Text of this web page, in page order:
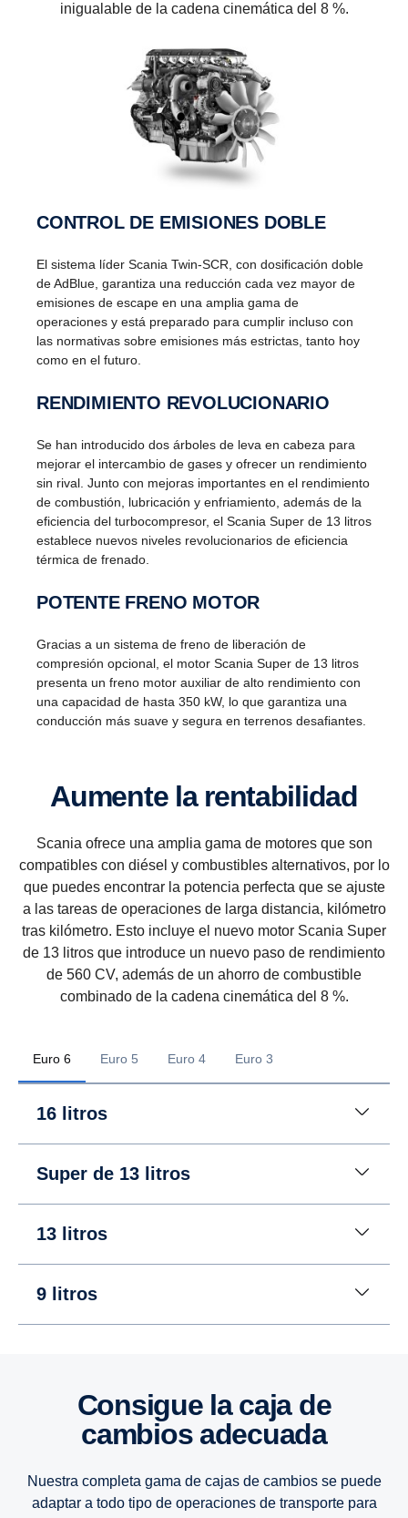
inigualable de la cadena cinemática del 8 %.
CONTROL DE EMISIONES DOBLE
El sistema líder Scania Twin-SCR, con dosificación doble
de AdBlue, garantiza una reducción cada vez mayor de
emisiones de escape en una amplia gama de
operaciones y está preparado para cumplir incluso con
las normativas sobre emisiones más estrictas, tanto hoy
como en el futuro.
RENDI­MIENTO REVOLU­CIO­NARIO
Se han introducido dos árboles de leva en cabeza para
mejorar el intercambio de gases y ofrecer un rendimiento
sin rival. Junto con mejoras importantes en el rendimiento
de combustión, lubricación y enfriamiento, además de la
eficiencia del turbocompresor, el Scania Super de 13 litros
establece nuevos niveles revolucionarios de eficiencia
térmica de frenado.
POTENTE FRENO MOTOR
Gracias a un sistema de freno de liberación de
compresión opcional, el motor Scania Super de 13 litros
presenta un freno motor auxiliar de alto rendimiento con
una capacidad de hasta 350 kW, lo que garantiza una
conducción más suave y segura en terrenos desafiantes.
Aumente la renta­bi­lidad
Scania ofrece una amplia gama de motores que son
compatibles con diésel y combustibles alternativos, por lo
que puedes encontrar la potencia perfecta que se ajuste
a las tareas de operaciones de larga distancia, kilómetro
tras kilómetro. Esto incluye el nuevo motor Scania Super
de 13 litros que introduce un nuevo paso de rendimiento
de 560 CV, además de un ahorro de combustible
combinado de la cadena cinemática del 8 %.
Euro 6 Euro 5 Euro 4 Euro 3
16 litros
Super de 13 litros
13 litros
9 litros
13 litros
9 litros
13 litros
9 litros
13 litros
9 litros
Consigue la caja de
cambios adecuada
Nuestra completa gama de cajas de cambios se puede
adaptar a todo tipo de operaciones de transporte para